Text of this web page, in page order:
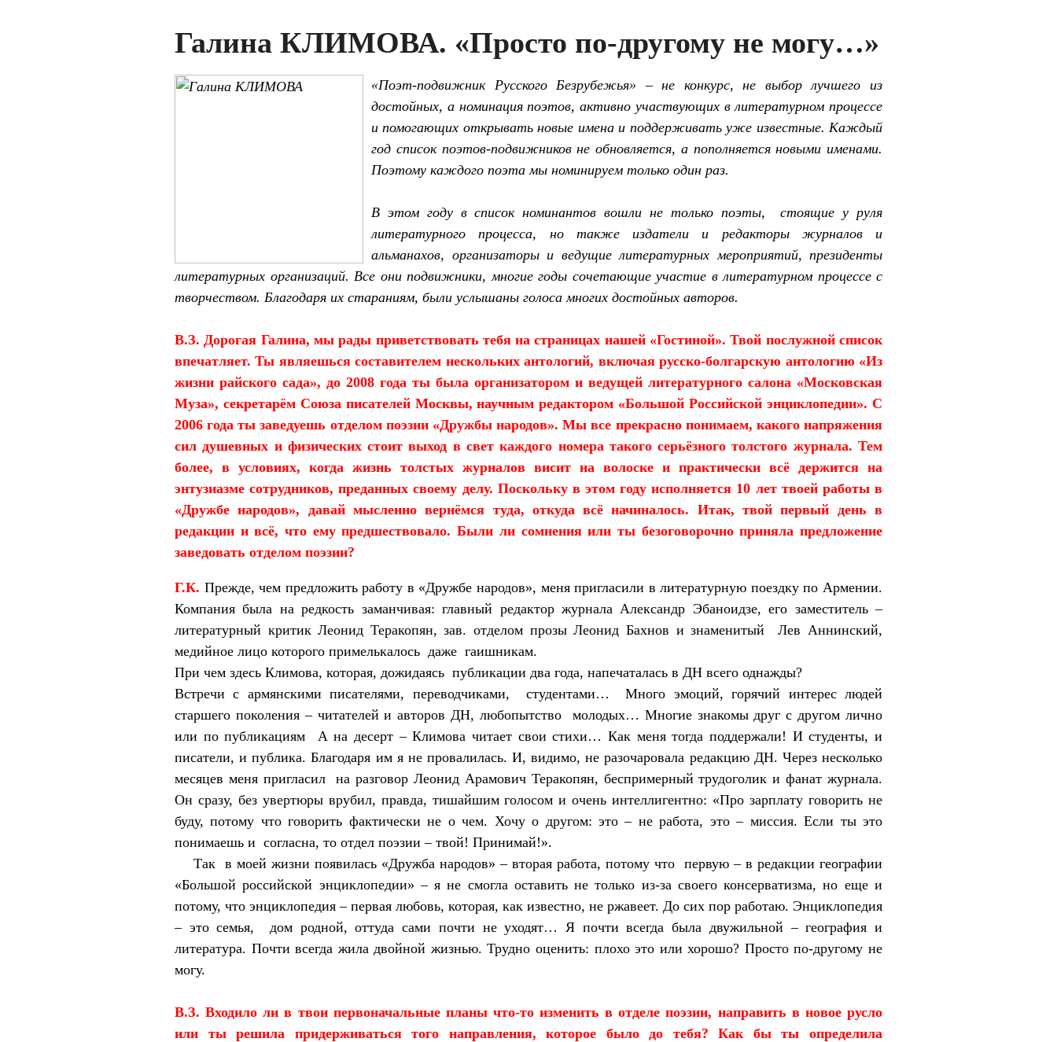
Галина КЛИМОВА. «Просто по-другому не могу…»
«Поэт-подвижник Русского Безрубежья» – не конкурс, не выбор лучшего из
достойных, а номинация поэтов, активно участвующих в литературном процессе
и помогающих открывать новые имена и поддерживать уже известные. Каждый
год список поэтов-подвижников не обновляется, а пополняется новыми именами.
Поэтому каждого поэта мы номинируем только один раз.
В этом году в список номинантов вошли не только поэты,
стоящие у руля
литературного процесса, но также издатели и редакторы журналов и
альманахов, организаторы и ведущие литературных мероприятий, президенты
литературных организаций. Все они подвижники, многие годы сочетающие участие в литературном процессе с
творчеством. Благодаря их стараниям, были услышаны голоса многих достойных авторов.
В.З. Дорогая Галина, мы рады приветствовать тебя на страницах нашей «Гостиной». Твой послужной список
впечатляет. Ты являешься составителем нескольких антологий, включая русско-болгарскую антологию «Из
жизни райского сада», до 2008 года ты была организатором и ведущей литературного салона «Московская
Муза», секретарём Союза писателей Москвы, научным редактором «Большой Российской энциклопедии». С
2006 года ты заведуешь отделом поэзии «Дружбы народов». Мы все прекрасно понимаем, какого напряжения
сил душевных и физических стоит выход в свет каждого номера такого серьёзного толстого журнала. Тем
более, в условиях, когда жизнь толстых журналов висит на волоске и практически всё держится на
энтузиазме сотрудников, преданных своему делу. Поскольку в этом году исполняется 10 лет твоей работы в
«Дружбе народов», давай мысленно вернёмся туда, откуда всё начиналось. Итак, твой первый день в
редакции и всё, что ему предшествовало. Были ли сомнения или ты безоговорочно приняла предложение
заведовать отделом поэзии?
Г.К. Прежде, чем предложить работу в «Дружбе народов», меня пригласили в литературную поездку по Армении.
Компания была на редкость заманчивая: главный редактор журнала Александр Эбаноидзе, его заместитель –
литературный критик Леонид Теракопян, зав. отделом прозы Леонид Бахнов и знаменитый
Лев Аннинский,
медийное лицо которого примелькалось даже гаишникам.
При чем здесь Климова, которая, дожидаясь публикации два года, напечаталась в ДН всего однажды?
Встречи с армянскими писателями, переводчиками,
студентами…
Много эмоций, горячий интерес людей
старшего поколения – читателей и авторов ДН, любопытство
молодых… Многие знакомы друг с другом лично
или по публикациям
А на десерт – Климова читает свои стихи… Как меня тогда поддержали! И студенты, и
писатели, и публика. Благодаря им я не провалилась. И, видимо, не разочаровала редакцию ДН. Через несколько
месяцев меня пригласил
на разговор Леонид Арамович Теракопян, беспримерный трудоголик и фанат журнала.
Он сразу, без увертюры врубил, правда, тишайшим голосом и очень интеллигентно: «Про зарплату говорить не
буду, потому что говорить фактически не о чем. Хочу о другом: это – не работа, это – миссия. Если ты это
понимаешь и согласна, то отдел поэзии – твой! Принимай!».
Так в моей жизни появилась «Дружба народов» – вторая работа, потому что первую – в редакции географии
«Большой российской энциклопедии» – я не смогла оставить не только из-за своего консерватизма, но еще и
потому, что энциклопедия – первая любовь, которая, как известно, не ржавеет. До сих пор работаю. Энциклопедия
– это семья,
дом родной, оттуда сами почти не уходят… Я почти всегда была двужильной – география и
литература. Почти всегда жила двойной жизнью. Трудно оценить: плохо это или хорошо? Просто по-другому не
могу.
В.З. Входило ли в твои первоначальные планы что-то изменить в отделе поэзии, направить в новое русло
или ты решила придерживаться того направления, которое было до тебя? Как бы ты определила